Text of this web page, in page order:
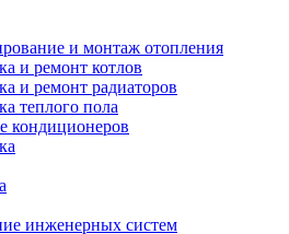
и монтаж отопления
и ремонт котлов
и ремонт радиаторов
теплого пола
кондиционеров
инженерных систем